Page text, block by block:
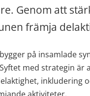
Genom att
främja
på insamlade
med strategin
inkludering